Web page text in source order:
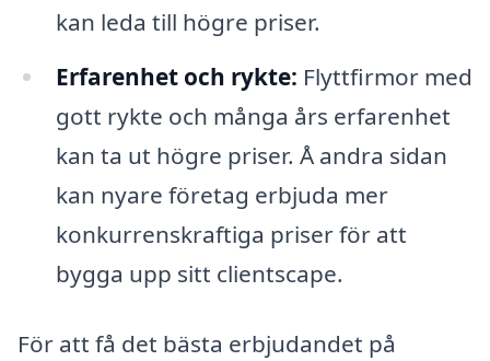
kan leda till högre priser.
Erfarenhet och rykte: Flyttfirmor med
gott rykte och många års erfarenhet
kan ta ut högre priser. Å andra sidan
kan nyare företag erbjuda mer
konkurrenskraftiga priser för att
bygga upp sitt clientscape.
För att få det bästa erbjudandet på